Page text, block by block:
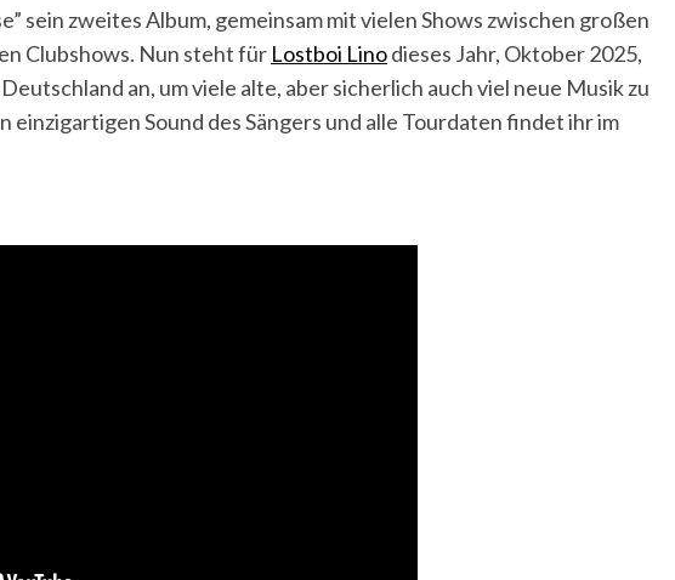
sein zweites Album, gemeinsam mit vielen Shows zwischen großen
Clubshows. Nun steht für Lostboi Linodieses Jahr, Oktober 2025,
an, um viele alte, aber sicherlich auch viel neue Musik zu
einzigartigen Sound des Sängers und alle Tourdaten findet ihr im